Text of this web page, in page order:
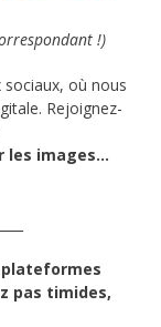
!)
sociaux, où nous
Rejoignez-
les images…
pas timides,